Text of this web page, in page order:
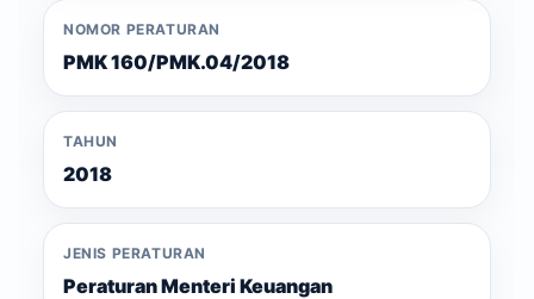
NOMOR PERATURAN
PMK 160/PMK.04/2018
TAHUN
2018
JENIS PERATURAN
Peraturan Menteri Keuangan